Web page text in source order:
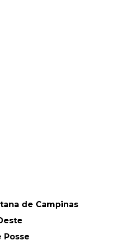
de Campinas
Posse